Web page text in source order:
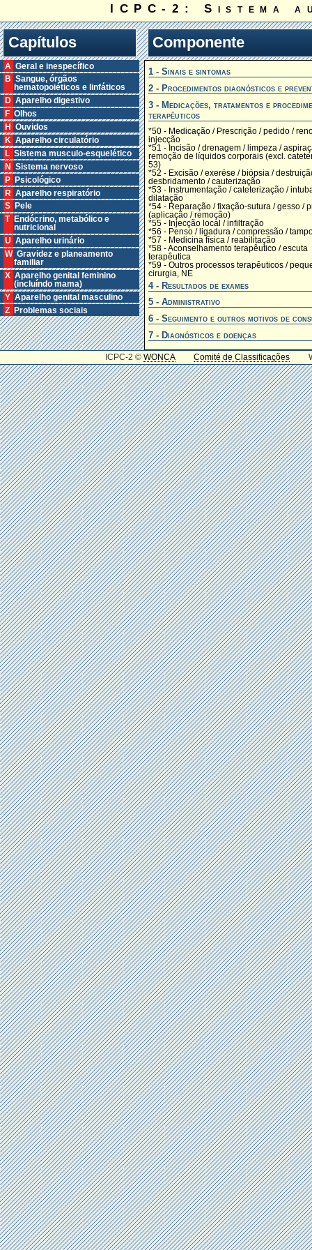
ICPC-2: Sistema
Capítulos
A Geral e inespecífico
B Sangue, órgãos
hematopoiéticos e linfáticos
D Aparelho digestivo
F Olhos
H Ouvidos
K Aparelho circulatório
L Sistema musculo-esquelético
N Sistema nervoso
P Psicológico
R Aparelho respiratório
S Pele
T Endócrino, metabólico e
nutricional
U Aparelho urinário
W Gravidez e planeamento
familiar
X Aparelho genital feminino
(incluíndo mama)
Y Aparelho genital masculino
Z Problemas sociais
Componente
1 - Sinais e sintomas
2 - Procedimentos diagnósticos e
3 - Medicações, tratamentos e
terapêuticos
*50 - Medicação / Prescrição / pedido /
injecção
*51 - Incisão / drenagem / limpeza /
remoção de líquidos corporais (excl.
53)
*52 - Excisão / exerése / biópsia /
desbridamento / cauterização
*53 - Instrumentação / cateterização /
dilatação
*54 - Reparação / fixação-sutura / gesso /
(aplicação / remoção)
*55 - Injecção local / infiltração
*56 - Penso / ligadura / compressão /
*57 - Medicina física / reabilitação
*58 - Aconselhamento terapêutico / escuta
terapêutica
*59 - Outros processos terapêuticos /
cirurgia, NE
4 - Resultados de exames
5 - Administrativo
6 - Seguimento e outros motivos de
7 - Diagnósticos e doenças
ICPC-2 ©WONCA Comité de Classificações